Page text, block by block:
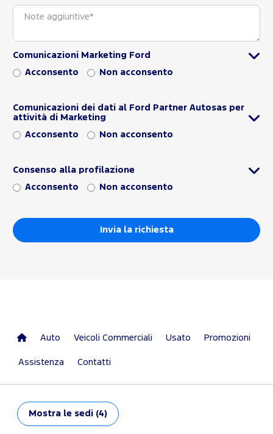
Comunicazioni Marketing Ford
Acconsento Non acconsento
Comunicazioni dei dati al Ford Partner Autosas per
attività di Marketing
Acconsento Non acconsento
Consenso alla profilazione
Acconsento Non acconsento
Auto Veicoli Commerciali Usato Promozioni
Assistenza Contatti
Mostra le sedi (4)